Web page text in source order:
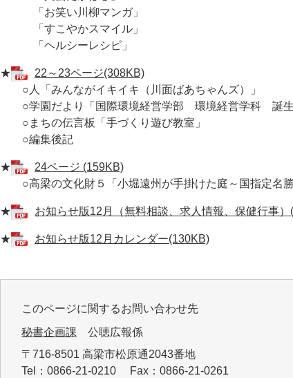
「お笑い川柳マンガ」
「すこやかスマイル」
「ヘルシーレシピ」
★
22～23ページ(308KB)
○人「みんながイキイキ（川面ばあちゃんズ）」
○学園だより「国際環境経営学部 環境経営学科 誕
○まちの伝言板「手づくり遊び教室」
○編集後記
★
24ページ (159KB)
○高梁の文化財５「小堀遠州が手掛けた庭～国指定名
★ お知らせ版12月（無料相談、求人情報、保健行事
★ お知らせ版12月カレンダー(130KB)
このページに関するお問い合わせ先
秘書企画課 公聴広報係
〒716-8501 高梁市松原通2043番地
Tel：0866-21-0210 Fax：0866-21-0261